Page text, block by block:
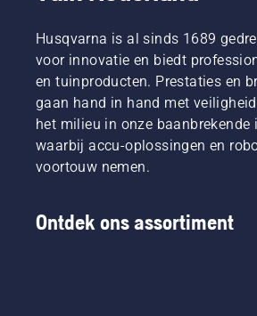
Husqvarna is al sinds 1689
voor innovatie en biedt
en tuinproducten. Prestaties en
gaan hand in hand met
het milieu in onze baanbrekende
waarbij accu-oplossingen en
voortouw nemen.
Ontdek ons assortiment